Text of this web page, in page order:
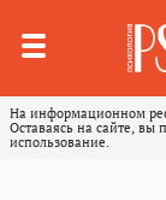
На информационном
Оставаясь на сайте, вы
использование.